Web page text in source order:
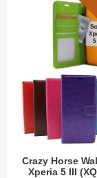
Crazy Horse
Xperia 5 III
Horse Wallet